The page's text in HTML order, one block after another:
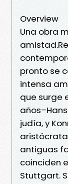
Overview
Una obra
pronto se
intensa
que surge
judía, y
antiguas
coinciden
Stuttgart.